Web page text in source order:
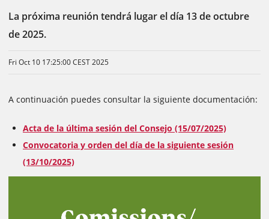
La próxima reunión tendrá lugar el día 13 de octubre
de 2025.
Fri Oct 10 17:25:00 CEST 2025
A continuación puedes consultar la siguiente documentación:
Acta de la última sesión del Consejo (15/07/2025)
Convocatoria y orden del día de la siguiente sesión
(13/10/2025)